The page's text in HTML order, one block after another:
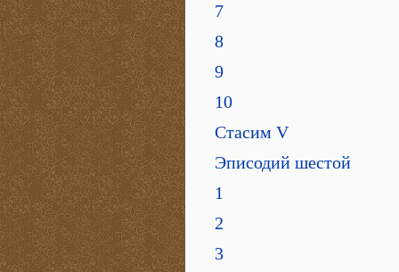
7
8
9
10
Стасим V
Эписодий шестой
1
2
3